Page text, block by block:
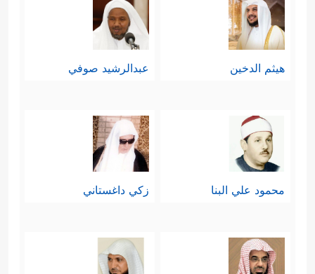
هيثم الدخين عبدالرشيد صوفي
محمود علي البنا زكي داغستاني